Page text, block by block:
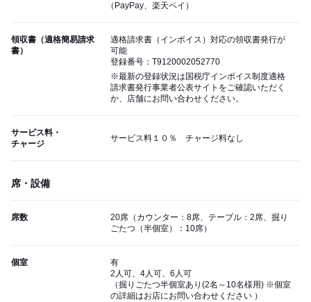
（PayPay、楽天ペイ）
領収書（適格簡易請求
書）
適格請求書（インボイス）対応の領収書発行が
可能
登録番号：T9120002052770
※最新の登録状況は国税庁インボイス制度適格
請求書発行事業者公表サイトをご確認いただく
か、店舗にお問い合わせください。
サービス料・
チャージ
サービス料１０％ チャージ料なし
席・設備
席数
20席（カウンター：8席、テーブル：2席、掘り
ごたつ（半個室）：10席）
個室
有
2人可、4人可、6人可
（掘りごたつ半個室あり(2名～10名様用) ※個室
の詳細はお店にお問い合わせください ）